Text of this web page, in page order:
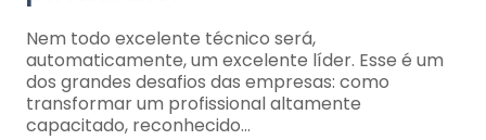
Nem todo excelente técnico será,
automaticamente, um excelente líder. Esse é um
dos grandes desafios das empresas: como
transformar um profissional altamente
capacitado, reconhecido…